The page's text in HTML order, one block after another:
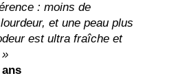
: moins de
et une peau plus
est ultra fraîche et